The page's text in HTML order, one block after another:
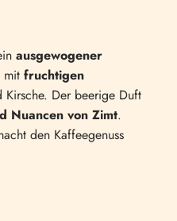
ausgewogener
mit fruchtigen
Kirsche. Der beerige Duft
Nuancen von Zimt.
den Kaffeegenuss